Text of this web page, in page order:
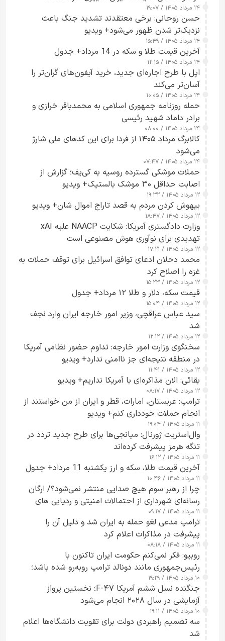
۱۴ مرداد ۱۴۰۵ / ۱۹:۰۷
حسن روحانی: برخی معتقدند تشدید جنگ باعث
نزدیک‌تر شدن ظهور می‌شود+ ویدیو
۱۴ مرداد ۱۴۰۵ / ۱۵:۴۹
آخرین قیمت طلا و سکه در 14 مرداد+ جدول
۱۴ مرداد ۱۴۰۵ / ۱۲:۱۵
اپل با طرح اجاره‌ای جدید، خرید آیفون‌های گران‌تر را
آسان‌تر می‌کند
۱۴ مرداد ۱۴۰۵ / ۱۰:۰۵
حمله روزنامه جمهوری اسلامی به محمدباقر خرازی و
برادر داماد شهید رئیسی
۱۴ مرداد ۱۴۰۵ / ۰۸:۰۰
کالابرگ مرداد ۱۴۰۵ از فردا برای این کدهای ملی شارژ
می‌شود
۱۴ مرداد ۱۴۰۵ / ۰۷:۴۷
حملات موشکی گسترده روسیه به کی‌یف؛ گزارش از
اصابت حداقل ۳۰ موشک بالستیک+ ویدیو
۱۲ مرداد ۱۴۰۵ / ۱۹:۳۲
بیهوش کردن مردم به قصد تاراج اموال شان+ ویدیو
۱۲ مرداد ۱۴۰۵ / ۱۸:۴۷
وزارت دادگستری آمریکا: شکایت NAACP علیه xAI
تهدیدی برای نوآوری هوش مصنوعی است
۱۲ مرداد ۱۴۰۵ / ۱۷:۲۱
محمد دحلان ادعای توافق اسرائیل برای توقف حملات به
غزه را اصلاح کرد
۱۲ مرداد ۱۴۰۵ / ۱۵:۲۳
قیمت سکه، دلار و طلا ۱۲ مرداد+ جدول
۱۲ مرداد ۱۴۰۵ / ۱۵:۰۴
سید عباس عراقچی، وزیر امور خارجه ایران وارد نجف
شد
۱۲ مرداد ۱۴۰۵ / ۱۲:۱۲
سخنگوی وزارت امور خارجه: تداوم حضور نظامی آمریکا
در منطقه نتیجه‌ای جز ناامنی ندارد+ ویدیو
۱۲ مرداد ۱۴۰۵ / ۱۱:۴۱
بقائی: الان مذاکره‌ای با آمریکا نداریم+ ویدیو
۱۲ مرداد ۱۴۰۵ / ۰۸:۱۷
ترامپ: عربستان، امارات، قطر و ایران از من خواستند از
انجام حملات خودداری کنم+ ویدیو
۱۱ مرداد ۱۴۰۵ / ۱۹:۰۴
وال‌استریت ژورنال: میانجی‌ها برای طرح جدید تردد در
تنگه هرمز پیشرفت کرده‌اند
۱۱ مرداد ۱۴۰۵ / ۱۶:۱۲
آخرین قیمت طلا، سکه و ارز یکشنبه 11 مرداد+ جدول
۱۱ مرداد ۱۴۰۵ / ۱۰:۴۶
چرا از رهبر سوم هیچ صدایی منتشر نمی‌شود؟/ ارگان
رسانه‌ای شهرداری از احتمالات امنیتی و ردیابی های
جاسوسی گفت
۱۱ مرداد ۱۴۰۵ / ۰۹:۱۷
ترامپ مدعی لغو حمله به ایران شد و دلیل آن را
پیشرفت در مذاکرات اعلام کرد
۱۱ مرداد ۱۴۰۵ / ۰۸:۱۸
روبیو: فکر نمی‌کنم حکومت ایران تاکنون با
رئیس‌جمهوری مانند دونالد ترامپ روبه‌رو شده باشد؛
کسی که واقعاً دست به اقدام می‌زند
۱۰ مرداد ۱۴۰۵ / ۱۹:۲۹
جنگنده نسل ششم آمریکا F-۴۷؛ نخستین پرواز
آزمایشی در سال ۲۰۲۸ انجام می‌شود
۱۰ مرداد ۱۴۰۵ / ۱۹:۱۱
سه تصمیم راهبردی دولت برای تقویت دانشگاه‌ها اعلام
شد